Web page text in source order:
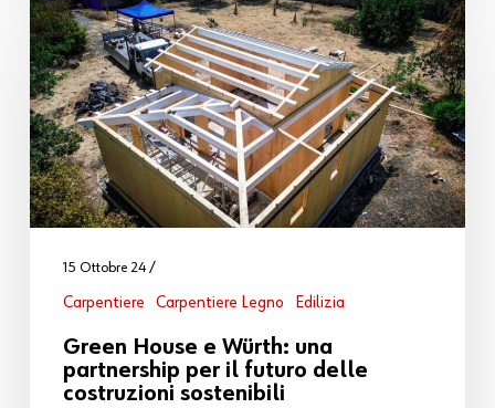
15 Ottobre 24
Carpentiere Carpentiere Legno Edilizia
Green House e Würth: una
partnership per il futuro delle
costruzioni sostenibili